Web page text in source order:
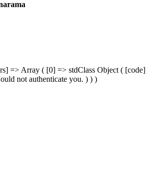
=> Array ( [0] => stdClass Object ( [code]
not authenticate you. ) ) )